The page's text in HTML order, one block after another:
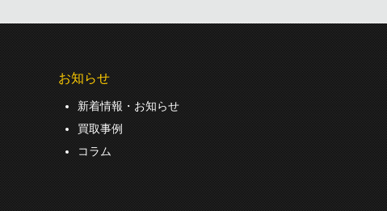
お知らせ
新着情報・お知らせ
買取事例
コラム